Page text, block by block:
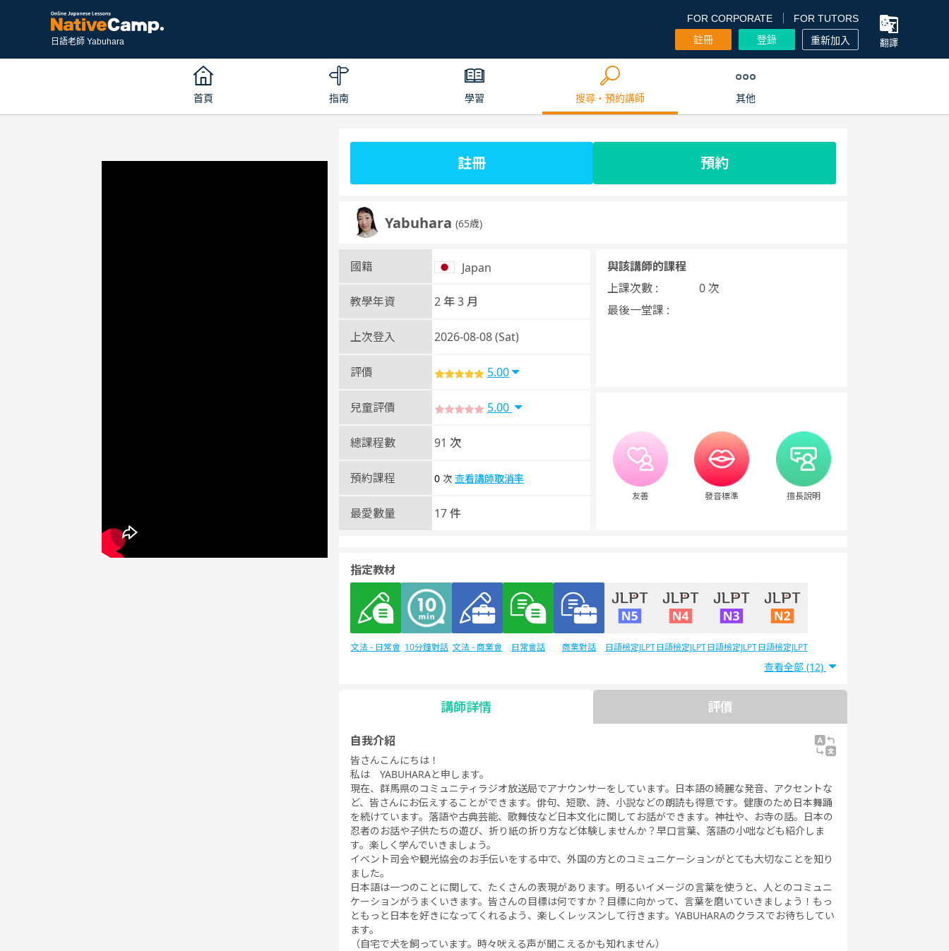
日語老師 Yabuhara
FOR CORPORATE
FOR TUTORS
註冊
登錄 重新加入 翻譯
首頁 指南 學習 搜尋・預約講師 其他
註冊 預約
Yabuhara (65歳)
國籍 Japan
教學年資 2 年 3 月
上次登入 2026-08-08 (Sat)
評價 5.00
兒童評價 5.00
總課程數 91 次
預約課程 0 次 查看講師取消率
最愛數量 17 件
與該講師的課程
上課次數 :
0 次
最後一堂課 :
友善 發音標準 擅長說明
指定教材
文法 - 日常會 10分鐘對話 文法 - 商業會
日常會話 商業對話
日語檢定JLPT日語檢定JLPT日語檢定JLPT日語檢定JLPT
N1
查看全部 (12)
講師詳情 評價
自我介紹
皆さんこんにちは！
私は YABUHARAと申します。
現在、群馬県のコミュニティラジオ放送局でアナウンサーをしています。日本語の綺麗な発音、アクセントな
ど、皆さんにお伝えすることができます。俳句、短歌、詩、小説などの朗読も得意です。健康のため日本舞踊
を続けています。落語や古典芸能、歌舞伎など日本文化に関してお話ができます。神社や、お寺の話。日本の
忍者のお話や子供たちの遊び、折り紙の折り方など体験しませんか？早口言葉、落語の小咄なども紹介しま
す。楽しく学んでいきましょう。
イベント司会や観光協会のお手伝いをする中で、外国の方とのコミュニケーションがとても大切なことを知り
ました。
日本語は一つのことに関して、たくさんの表現があります。明るいイメージの言葉を使うと、人とのコミュニ
ケーションがうまくいきます。皆さんの目標は何ですか？目標に向かって、言葉を磨いていきましょう！もっ
ともっと日本を好きになってくれるよう、楽しくレッスンして行きます。YABUHARAのクラスでお待ちしてい
ます。
（自宅で犬を飼っています。時々吠える声が聞こえるかも知れません）